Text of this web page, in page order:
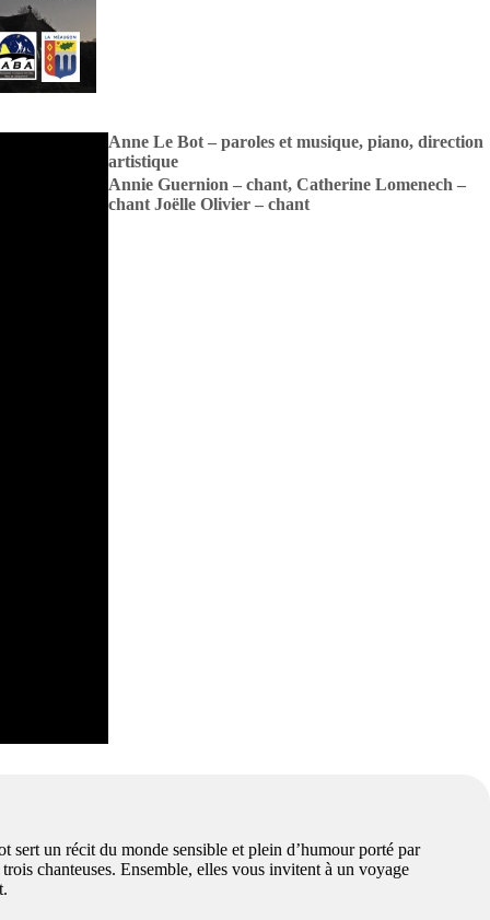
Anne Le Bot – paroles et musique, piano, direction
artistique
Annie Guernion – chant, Catherine Lomenech –
chant Joëlle Olivier – chant
sert un récit du monde sensible et plein d’humour porté par
chanteuses. Ensemble, elles vous invitent à un voyage